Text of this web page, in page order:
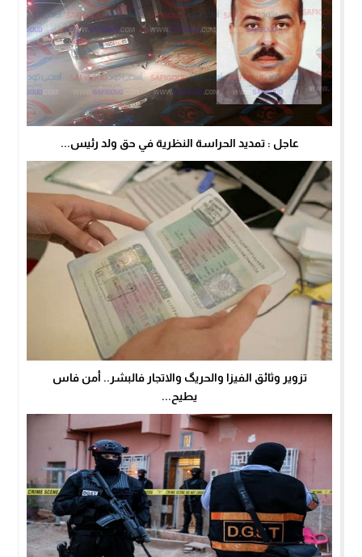
عاجل : تمديد الحراسة النظرية في حق ولد رئيس...
تزوير وثائق الفيزا والحريگ والاتجار فالبشر.. أمن فاس
يطيح...